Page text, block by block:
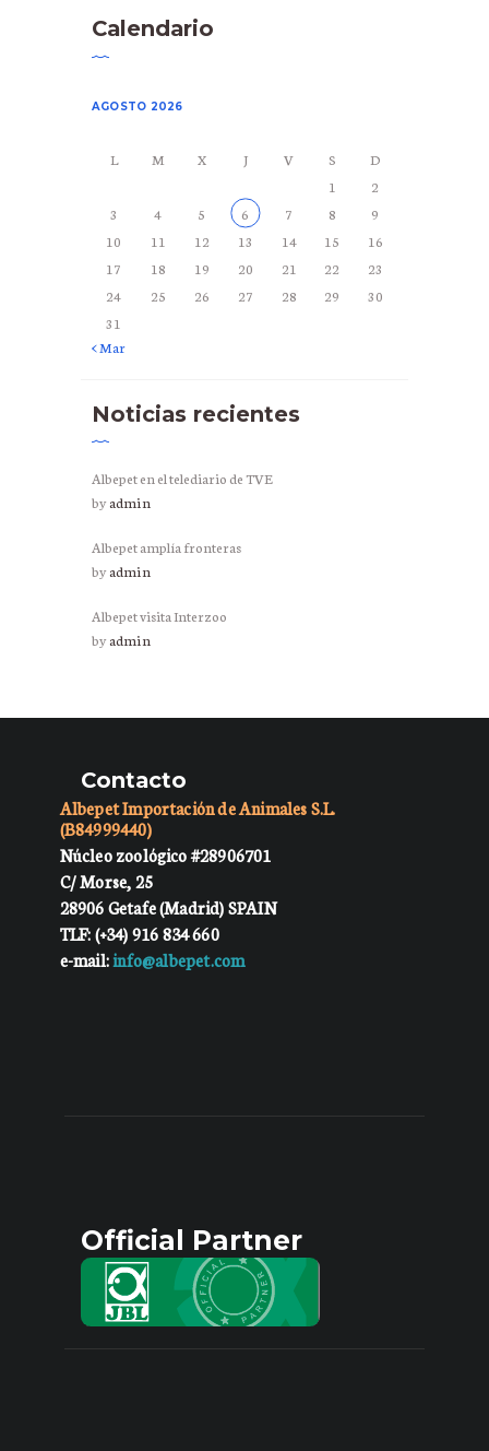
Calendario
AGOSTO 2026
L M X J V S
D
1
2
3
4 5 6 7 8
9
10
11 12 13 14 15
16
17
18 19 20 21 22
23
24
25 26 27 28 29
30
31
« Mar
Noticias recientes
Albepet en el telediario de TVE
byadmin
Albepet amplía fronteras
byadmin
Albepet visita Interzoo
byadmin
Contacto
Albepet Importación de Animales S.L.
(B84999440)
Núcleo zoológico #28906701
C/ Morse, 25
28906 Getafe (Madrid) SPAIN
TLF: (+34) 916 834 660
e-mail:info@albepet.com
Official Partner